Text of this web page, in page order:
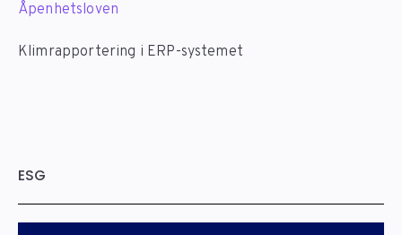
Åpenhetsloven
Klimrapportering i ERP-systemet
ESG